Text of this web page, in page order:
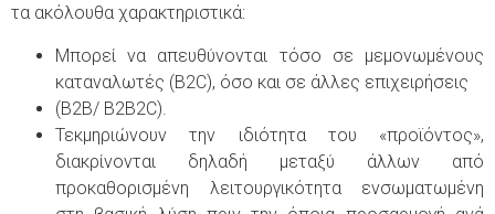
τα ακόλουθα χαρακτηριστικά:
Μπορεί να απευθύνονται τόσο σε μεμονωμένους
καταναλωτές (B2C), όσο και σε άλλες επιχειρήσεις
(B2B/ B2B2C).
Τεκμηριώνουν την ιδιότητα του «προϊόντος»,
διακρίνονται δηλαδή μεταξύ άλλων από
προκαθορισμένη λειτουργικότητα ενσωματωμένη